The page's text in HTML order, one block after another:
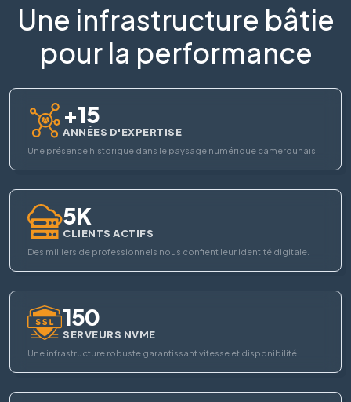
Une infrastructure bâtie
pour la performance
+15
ANNÉES D'EXPERTISE
Une présence historique dans le paysage numérique camerounais.
5K
CLIENTS ACTIFS
Des milliers de professionnels nous confient leur identité digitale.
150
SERVEURS NVME
Une infrastructure robuste garantissant vitesse et disponibilité.